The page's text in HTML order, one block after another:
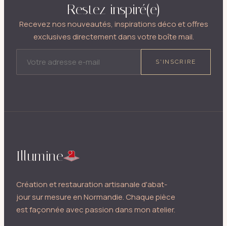
Restez inspiré(e)
Recevez nos nouveautés, inspirations déco et offres
exclusives directement dans votre boîte mail.
S'INSCRIRE
Illumine
Création et restauration artisanale d'abat-
jour sur mesure en Normandie. Chaque pièce
est façonnée avec passion dans mon atelier.